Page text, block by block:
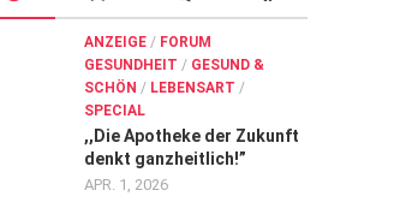
ANZEIGE / FORUM
GESUNDHEIT / GESUND &
SCHÖN / LEBENSART /
SPECIAL
,,Die Apotheke der Zukunft
denkt ganzheitlich!”
APR. 1, 2026